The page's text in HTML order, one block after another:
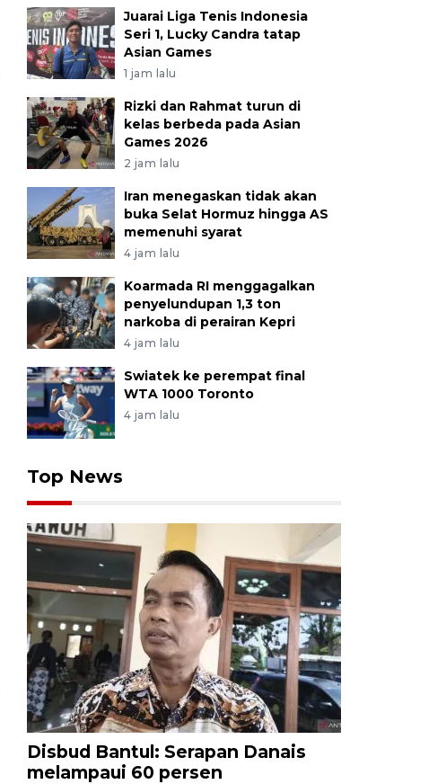
Juarai Liga Tenis Indonesia
Seri 1, Lucky Candra tatap
Asian Games
1 jam lalu
Rizki dan Rahmat turun di
kelas berbeda pada Asian
Games 2026
2 jam lalu
Iran menegaskan tidak akan
buka Selat Hormuz hingga AS
memenuhi syarat
4 jam lalu
Koarmada RI menggagalkan
penyelundupan 1,3 ton
narkoba di perairan Kepri
4 jam lalu
Swiatek ke perempat final
WTA 1000 Toronto
4 jam lalu
Top News
Disbud Bantul: Serapan Danais
melampaui 60 persen